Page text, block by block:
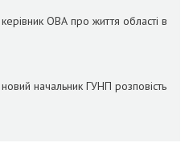
ОВА про життя області в
начальник ГУНП розповість